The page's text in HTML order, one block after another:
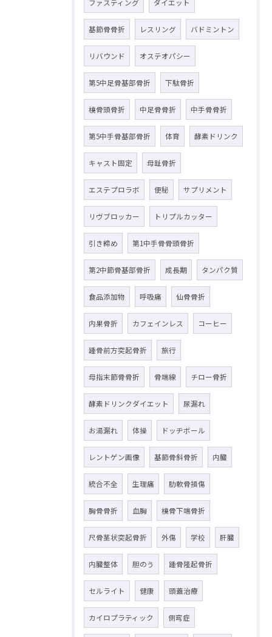
ファスティング ダイエット
基節骨骨折 レスリング バドミントン
リバウンド オステオパシー
第5中足骨基部骨折 下駄骨折
橈骨頭骨折 中足骨骨折 中手骨骨折
第5中手骨基部骨折 体育 酵素ドリンク
キャスト固定 母趾骨折
エステプロラボ 便秘 サプリメント
リヴブロッカー トリプルカッター
引き締め 第1中手骨骨頭骨折
第2中節骨基部骨折 成長期 タンパク質
食品添加物 呼吸痛 仙骨骨折
内果骨折 カフェインレス コーヒー
踵骨前方突起骨折 旅行
母指末節骨骨折 骨端線 チロー骨折
酵素ドリンクダイエット 尿漏れ
お湯漏れ 体操 ドッヂボール
レントゲン画像 基節骨斜骨折 内臓
統合不全 生理痛 肋軟骨損傷
胸骨骨折 血胸 橈骨下端骨折
尺骨茎状突起骨折 外傷 学校 肝臓
内臓整体 胆のう 踵骨隆起骨折
セルライト 健康 頭蓋治療
カイロプラティック 側弯症